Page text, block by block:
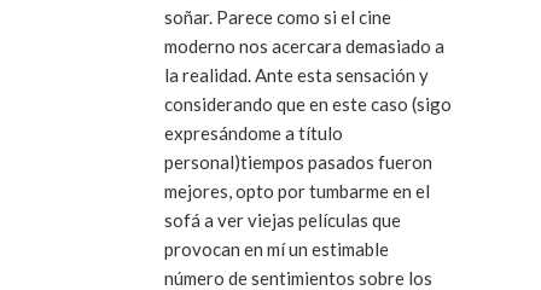
soñar. Parece como si el cine
moderno nos acercara demasiado a
la realidad. Ante esta sensación y
considerando que en este caso (sigo
expresándome a título
personal)tiempos pasados fueron
mejores, opto por tumbarme en el
sofá a ver viejas películas que
provocan en mí un estimable
número de sentimientos sobre los